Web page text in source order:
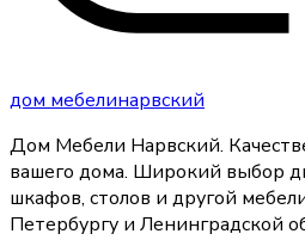
дом мебелинарвский
Дом Мебели Нарвский.
вашего дома. Широкий выбор
шкафов, столов и другой
Петербургу и Ленинградской